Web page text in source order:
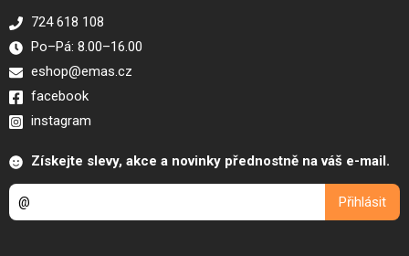
724 618 108
Po–Pá: 8.00–16.00
eshop@emas.cz
facebook
instagram
Získejte slevy, akce a novinky přednostně na váš e-mail.